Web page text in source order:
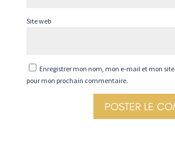
Site web
Enregistrer mon nom, mon e-mail et mon
pour mon prochain commentaire.